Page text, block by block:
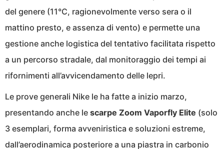
del genere (11°C, ragionevolmente verso sera o il
mattino presto, e assenza di vento) e permette una
gestione anche logistica del tentativo facilitata rispetto
a un percorso stradale, dal monitoraggio dei tempi ai
rifornimenti all’avvicendamento delle lepri.
Le prove generali Nike le ha fatte a inizio marzo,
presentando anche le scarpe Zoom Vaporfly Elite (solo
3 esemplari, forma avveniristica e soluzioni estreme,
dall’aerodinamica posteriore a una piastra in carbonio